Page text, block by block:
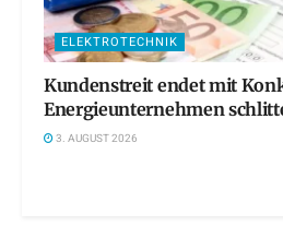
ELEKTROTECHNIK
Kundenstreit endet mit
Energieunternehmen
3. AUGUST 2026